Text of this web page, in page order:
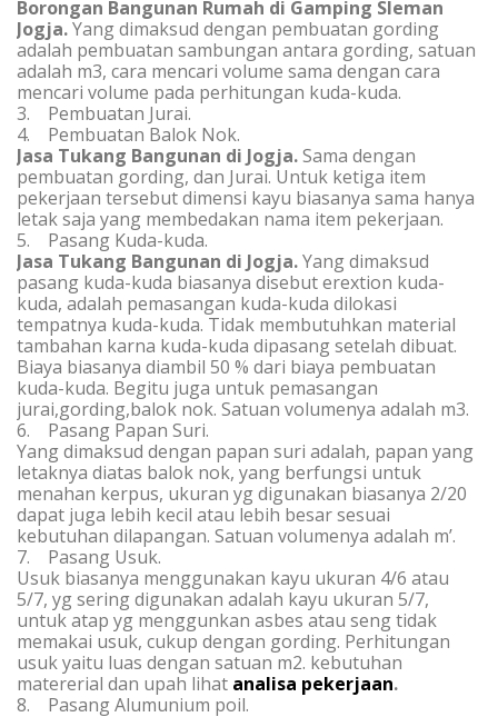
Borongan Bangunan Rumah di Gamping Sleman
Jogja.Yang dimaksud dengan pembuatan gording
adalah pembuatan sambungan antara gording, satuan
adalah m3, cara mencari volume sama dengan cara
mencari volume pada perhitungan kuda-kuda.
3. Pembuatan Jurai.
4. Pembuatan Balok Nok.
Jasa Tukang Bangunan di Jogja.Sama dengan
pembuatan gording, dan Jurai. Untuk ketiga item
pekerjaan tersebut dimensi kayu biasanya sama hanya
letak saja yang membedakan nama item pekerjaan.
5. Pasang Kuda-kuda.
Jasa Tukang Bangunan di Jogja.Yang dimaksud
pasang kuda-kuda biasanya disebut erextion kuda-
kuda, adalah pemasangan kuda-kuda dilokasi
tempatnya kuda-kuda. Tidak membutuhkan material
tambahan karna kuda-kuda dipasang setelah dibuat.
Biaya biasanya diambil 50 % dari biaya pembuatan
kuda-kuda. Begitu juga untuk pemasangan
jurai,gording,balok nok. Satuan volumenya adalah m3.
6. Pasang Papan Suri.
Yang dimaksud dengan papan suri adalah, papan yang
letaknya diatas balok nok, yang berfungsi untuk
menahan kerpus, ukuran yg digunakan biasanya 2/20
dapat juga lebih kecil atau lebih besar sesuai
kebutuhan dilapangan. Satuan volumenya adalah m’.
7. Pasang Usuk.
Usuk biasanya menggunakan kayu ukuran 4/6 atau
5/7, yg sering digunakan adalah kayu ukuran 5/7,
untuk atap yg menggunkan asbes atau seng tidak
memakai usuk, cukup dengan gording. Perhitungan
usuk yaitu luas dengan satuan m2. kebutuhan
matererial dan upah lihat analisa pekerjaan.
8. Pasang Alumunium poil.